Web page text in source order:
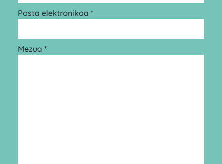
Posta elektronikoa *
Mezua *